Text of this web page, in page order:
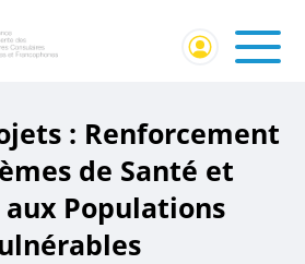
: Renforcement
de Santé et
Populations